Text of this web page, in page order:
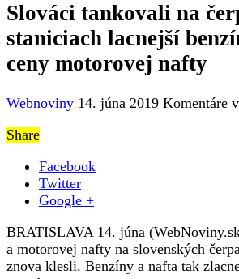
Slováci tankovali na
staniciach lacnejší
ceny motorovej nafty
Webnoviny 14. júna 2019 Komentáre
Share
Facebook
Twitter
Google +
BRATISLAVA 14. júna
a motorovej nafty na slovenských
znova klesli. Benzíny a nafta tak